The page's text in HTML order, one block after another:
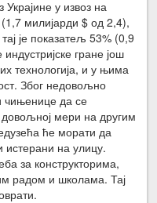
у извоз на
милијарди $ од 2,4),
је показатељ 53% (0,9
гране још
технологија, и у њима
Због недовољно
чињенице да се
довољној мери на другим
ће морати да
истерани на улицу.
за конструкторима,
радом и школама. Тај